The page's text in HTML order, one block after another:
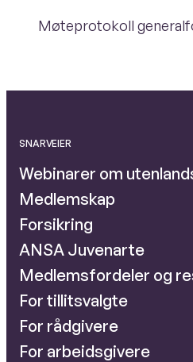
Møteprotokoll
SNARVEIER
Webinarer om
Medlemskap
Forsikring
ANSA Juvenarte
Medlemsfordeler og
For tillitsvalgte
For rådgivere
For arbeidsgivere